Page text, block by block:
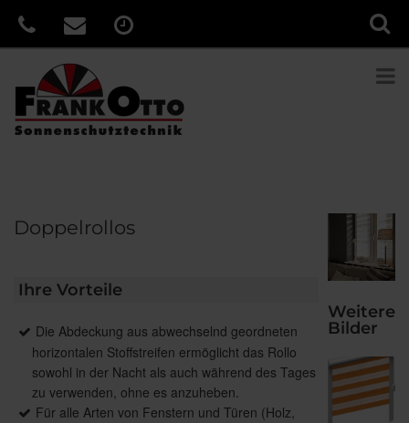
Doppelrollos
Ihre Vorteile
Die Abdeckung aus abwechselnd geordneten
horizontalen Stoffstreifen ermöglicht das Rollo
sowohl in der Nacht als auch während des Tages
zu verwenden, ohne es anzuheben.
Für alle Arten von Fenstern und Türen (Holz,
Weitere
Bilder